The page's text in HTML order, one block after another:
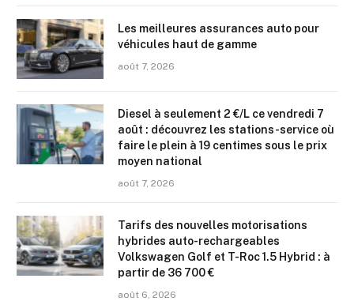
Les meilleures assurances auto pour
véhicules haut de gamme
août 7, 2026
Diesel à seulement 2 €/L ce vendredi 7
août : découvrez les stations-service où
faire le plein à 19 centimes sous le prix
moyen national
août 7, 2026
Tarifs des nouvelles motorisations
hybrides auto-rechargeables
Volkswagen Golf et T-Roc 1.5 Hybrid : à
partir de 36 700 €
août 6, 2026